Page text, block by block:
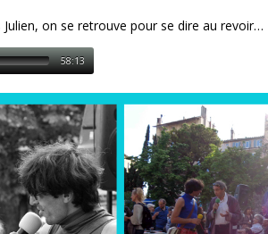
on se retrouve pour se dire au revoir…
58:13